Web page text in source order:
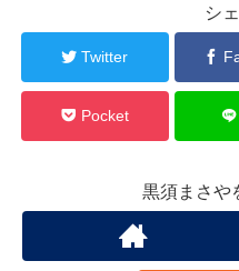
シ
Twitter
Pocket
黒須まさや